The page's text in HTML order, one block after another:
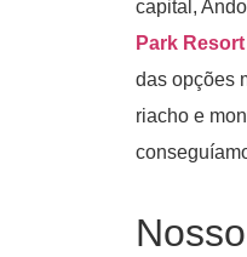
capital,
Park Resort
das opções
riacho e